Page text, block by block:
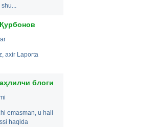
axir Laporta
блоги
emasman, u hali
haqida